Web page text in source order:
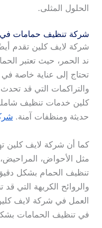
الحلول المثلى.
شركة تنظيف حمامات في
شركة لايف كلين تقدم
ند الحمر، حيث تعتبر
تحتاج إلى عناية خاصة
والتراكمات التي قد
كلين خدمات تنظيف
حديثة ومنظفات آمنة.
كما أن شركة لايف كلين
مثل الأحواض،
تنظيف الحمام بشكل
والروائح الكريهة التي
العمل في شركة لايف كلين
في تنظيف الحمامات